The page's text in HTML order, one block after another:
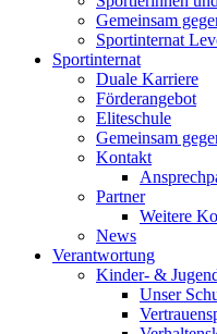
Gemeinsam
Sportinternat
Sportinternat
Duale Karriere
Förderangebot
Eliteschule
Gemeinsam
Kontakt
Partner
Weitere
News
Verantwortung
Kinder- &
Unser